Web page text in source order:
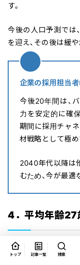
トップ 記事一覧 検索
す。
今後の人口予測では
を迎え、その後は緩
企業の採用担当
今後20年間は、
力を安定的に確
期間に採用チャ
材戦略として極め
2040年代以降は
むため、今が最適
4．平均年齢27